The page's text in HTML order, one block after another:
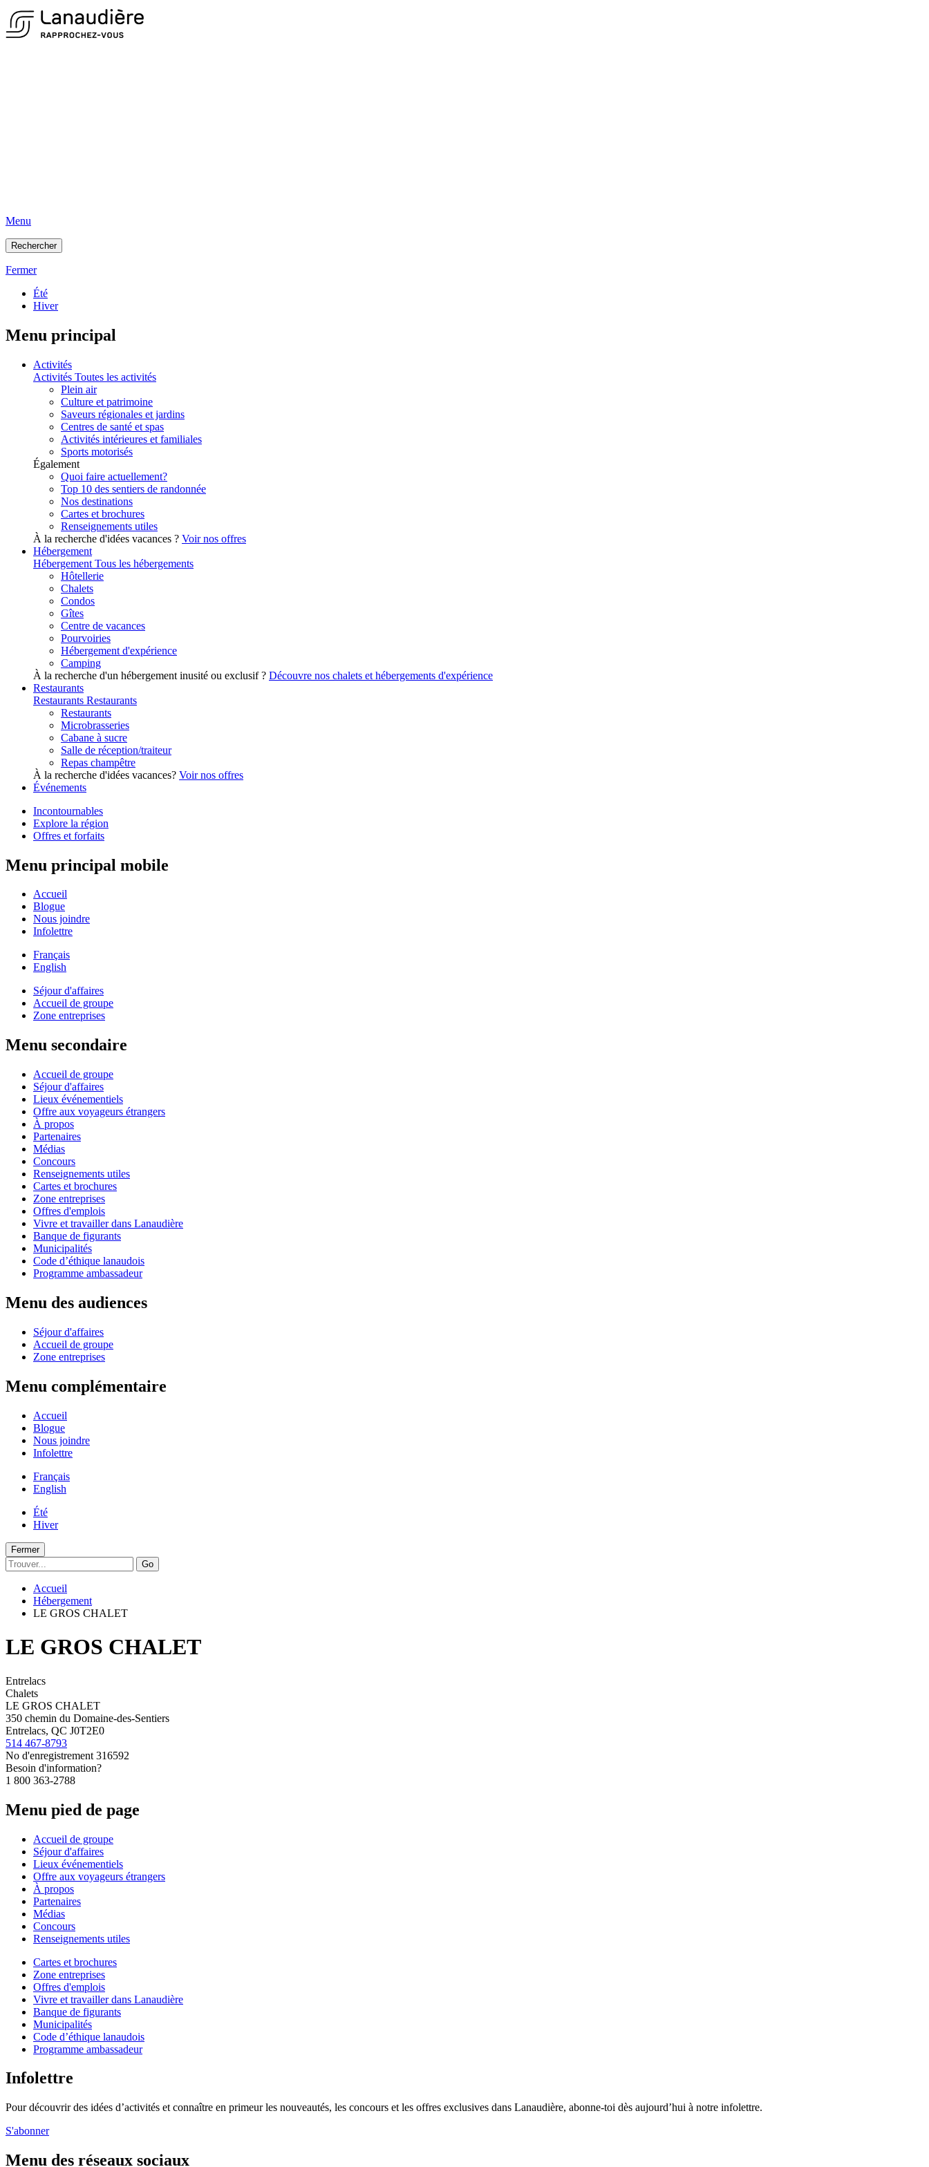
Menu
Rechercher
Fermer
Été
Hiver
Menu principal
Activités
Activités Toutes les activités
Plein air
Culture et patrimoine
Saveurs régionales et jardins
Centres de santé et spas
Activités intérieures et familiales
Sports motorisés
Également
Quoi faire actuellement?
Top 10 des sentiers de randonnée
Nos destinations
Cartes et brochures
Renseignements utiles
À la recherche d'idées vacances ? Voir nos offres
Hébergement
Hébergement Tous les hébergements
Hôtellerie
Chalets
Condos
Gîtes
Centre de vacances
Pourvoiries
Hébergement d'expérience
Camping
À la recherche d'un hébergement inusité ou exclusif ? Découvre nos chalets et hébergements d'expérience
Restaurants
Restaurants Restaurants
Restaurants
Microbrasseries
Cabane à sucre
Salle de réception/traiteur
Repas champêtre
À la recherche d'idées vacances? Voir nos offres
Événements
Incontournables
Explore la région
Offres et forfaits
Menu principal mobile
Accueil
Blogue
Nous joindre
Infolettre
Français
English
Séjour d'affaires
Accueil de groupe
Zone entreprises
Menu secondaire
Accueil de groupe
Séjour d'affaires
Lieux événementiels
Offre aux voyageurs étrangers
À propos
Partenaires
Médias
Concours
Renseignements utiles
Cartes et brochures
Zone entreprises
Offres d'emplois
Vivre et travailler dans Lanaudière
Banque de figurants
Municipalités
Code d’éthique lanaudois
Programme ambassadeur
Menu des audiences
Séjour d'affaires
Accueil de groupe
Zone entreprises
Menu complémentaire
Accueil
Blogue
Nous joindre
Infolettre
Français
English
Été
Hiver
Fermer
Go
Accueil
Hébergement
LE GROS CHALET
LE GROS CHALET
Entrelacs
Chalets
LE GROS CHALET
350 chemin du Domaine-des-Sentiers
Entrelacs, QC J0T2E0
514 467-8793
No d'enregistrement 316592
Besoin d'information?
1 800 363-2788
Menu pied de page
Accueil de groupe
Séjour d'affaires
Lieux événementiels
Offre aux voyageurs étrangers
À propos
Partenaires
Médias
Concours
Renseignements utiles
Cartes et brochures
Zone entreprises
Offres d'emplois
Vivre et travailler dans Lanaudière
Banque de figurants
Municipalités
Code d’éthique lanaudois
Programme ambassadeur
Infolettre
Pour découvrir des idées d’activités et connaître en primeur les nouveautés, les concours et les offres exclusives dans Lanaudière, abonne-toi dès aujourd’hui à notre infolettre.
S'abonner
Menu des réseaux sociaux